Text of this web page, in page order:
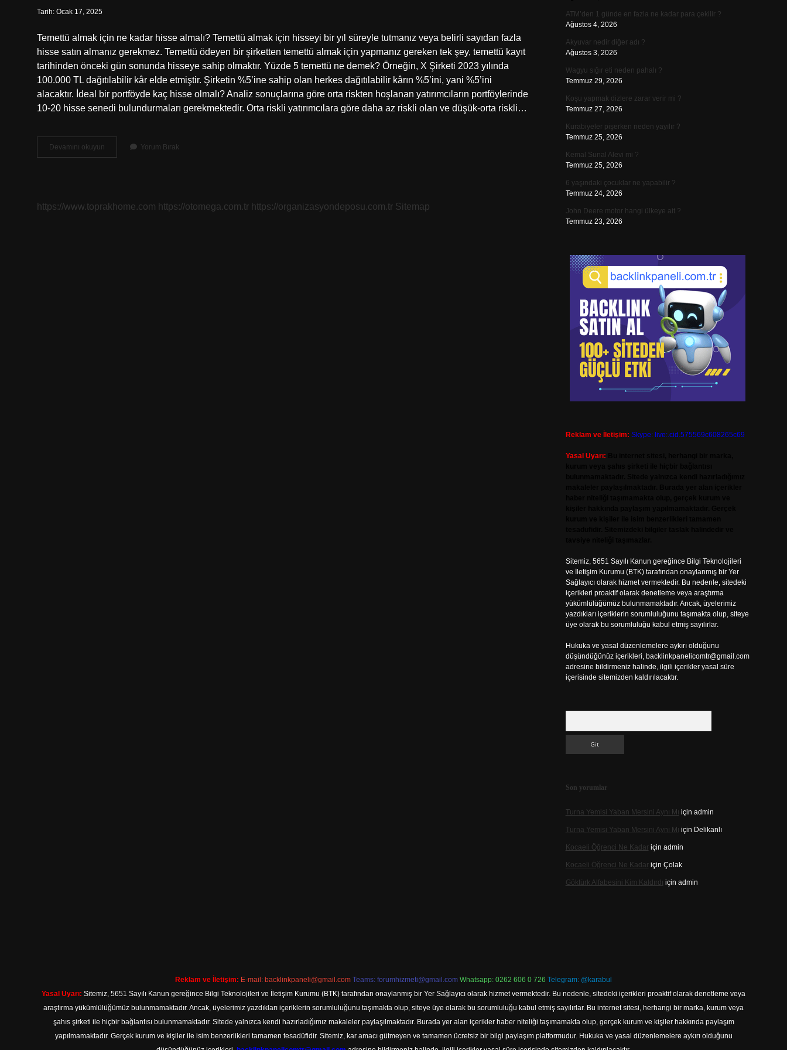
Tarih: Ocak 17, 2025
Temettü almak için ne kadar hisse almalı? Temettü almak için hisseyi bir yıl süreyle tutmanız veya belirli sayıdan fazla
hisse satın almanız gerekmez. Temettü ödeyen bir şirketten temettü almak için yapmanız gereken tek şey, temettü kayıt
tarihinden önceki gün sonunda hisseye sahip olmaktır. Yüzde 5 temettü ne demek? Örneğin, X Şirketi 2023 yılında
100.000 TL dağıtılabilir kâr elde etmiştir. Şirketin %5’ine sahip olan herkes dağıtılabilir kârın %5’ini, yani %5’ini
alacaktır. İdeal bir portföyde kaç hisse olmalı? Analiz sonuçlarına göre orta riskten hoşlanan yatırımcıların portföylerinde
10-20 hisse senedi bulundurmaları gerekmektedir. Orta riskli yatırımcılara göre daha az riskli olan ve düşük-orta riskli…
Devamını okuyun
Için
Yorum Bırak
https://www.toprakhome.com https://otomega.com.tr https://organizasyondeposu.com.tr Sitemap
ATM’den 1 günde en fazla ne kadar para çekilir ?
Ağustos 4, 2026
Akyuvar nedir diğer adı ?
Ağustos 3, 2026
Wagyu sığır eti neden pahalı ?
Temmuz 29, 2026
Koşu yapmak dizlere zarar verir mi ?
Temmuz 27, 2026
Kurabiyeler pişerken neden yayılır ?
Temmuz 25, 2026
Kemal Sunal Alevi mi ?
Temmuz 25, 2026
6 yaşındaki çocuklar ne yapabilir ?
Temmuz 24, 2026
John Deere motor hangi ülkeye ait ?
Temmuz 23, 2026
Reklam ve İletişim: Skype: live:.cid.575569c608265c69
Yasal Uyarı:
Sitemiz, 5651 Sayılı Kanun gereğince Bilgi Teknolojileri
ve İletişim Kurumu (BTK) tarafından onaylanmış bir Yer
Sağlayıcı olarak hizmet vermektedir. Bu nedenle, sitedeki
içerikleri proaktif olarak denetleme veya araştırma
yükümlülüğümüz bulunmamaktadır. Ancak, üyelerimiz
yazdıkları içeriklerin sorumluluğunu taşımakta olup, siteye
üye olarak bu sorumluluğu kabul etmiş sayılırlar.
Hukuka ve yasal düzenlemelere aykırı olduğunu
düşündüğünüz içerikleri, backlinkpanelicomtr@gmail.com
adresine bildirmeniz halinde, ilgili içerikler yasal süre
içerisinde sitemizden kaldırılacaktır.
Son yorumlar
Turna Yemisi Yaban Mersini Aynı Mı için admin
Turna Yemisi Yaban Mersini Aynı Mı için Delikanlı
Kocaeli Öğrenci Ne Kadariçin admin
Kocaeli Öğrenci Ne Kadariçin Çolak
Göktürk Alfabesini Kim Kaldırdı için admin
Reklam ve İletişim: E-mail: backlinkpaneli@gmail.com Teams: forumhizmeti@gmail.com Whatsapp: 0262 606 0 726 Telegram: @karabul
Yasal Uyarı: Sitemiz, 5651 Sayılı Kanun gereğince Bilgi Teknolojileri ve İletişim Kurumu (BTK) tarafından onaylanmış bir Yer Sağlayıcı olarak hizmet vermektedir. Bu nedenle, sitedeki içerikleri proaktif olarak denetleme veya
araştırma yükümlülüğümüz bulunmamaktadır. Ancak, üyelerimiz yazdıkları içeriklerin sorumluluğunu taşımakta olup, siteye üye olarak bu sorumluluğu kabul etmiş sayılırlar. Bu internet sitesi, herhangi bir marka, kurum veya
şahıs şirketi ile hiçbir bağlantısı bulunmamaktadır. Sitede yalnızca kendi hazırladığımız makaleler paylaşılmaktadır. Burada yer alan içerikler haber niteliği taşımamakta olup, gerçek kurum ve kişiler hakkında paylaşım
yapılmamaktadır. Gerçek kurum ve kişiler ile isim benzerlikleri tamamen tesadüfidir. Sitemiz, kar amacı gütmeyen ve tamamen ücretsiz bir bilgi paylaşım platformudur. Hukuka ve yasal düzenlemelere aykırı olduğunu